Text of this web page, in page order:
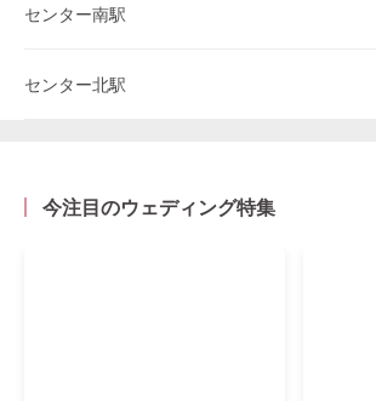
センター南駅
センター北駅
今注目のウェディング特集